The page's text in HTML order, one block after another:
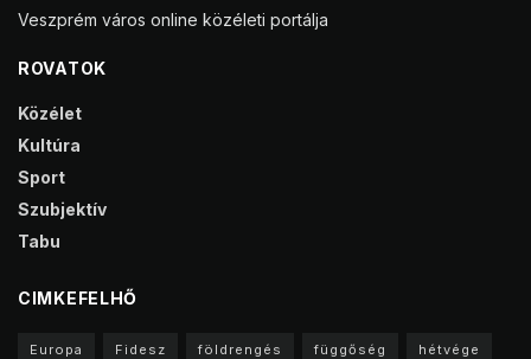
Veszprém város online közéleti portálja
ROVATOK
Közélet
Kultúra
Sport
Szubjektív
Tabu
CIMKEFELHŐ
Europa Fidesz földrengés függőség hétvége